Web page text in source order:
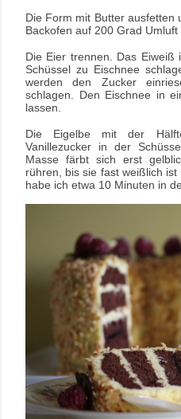
Die Form mit Butter ausfetten
Backofen auf 200 Grad Umluft
Die Eier trennen. Das Eiweiß
Schüssel zu Eischnee
werden den Zucker
schlagen. Den Eischnee in
lassen.
Die Eigelbe mit der
Vanillezucker in der
Masse färbt sich erst
rühren, bis sie fast weißlich
habe ich etwa 10 Minuten in